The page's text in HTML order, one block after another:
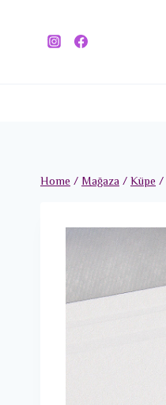
Home/Mağaza/Küpe/